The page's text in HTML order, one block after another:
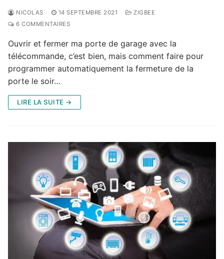
NICOLAS 14 SEPTEMBRE 2021
ZIGBEE
6 COMMENTAIRES
Ouvrir et fermer ma porte de garage avec la
télécommande, c’est bien, mais comment faire pour
programmer automatiquement la fermeture de la
porte le soir…
LIRE LA SUITE →